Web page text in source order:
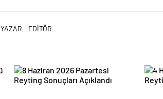
YAZAR - EDİTÖR